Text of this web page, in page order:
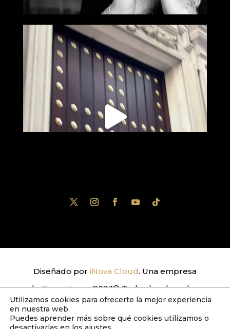
Diseñado por iNova Cloud. Una empresa
deGrupo Inova2023© Todos los derechos
reservados.Política de Privacidad |Aviso
Legal|Política de Cookies
Utilizamos cookies para ofrecerte la mejor experiencia
en nuestra web.
Puedes aprender más sobre qué cookies utilizamos o